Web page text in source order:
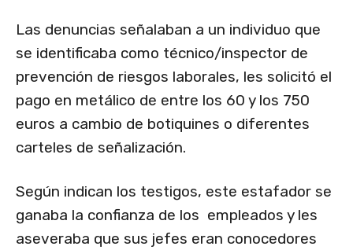
Las denuncias señalaban a un individuo que
se identificaba como técnico/inspector de
prevención de riesgos laborales, les solicitó el
pago en metálico de entre los 60 y los 750
euros a cambio de botiquines o diferentes
carteles de señalización.
Según indican los testigos, este estafador se
ganaba la confianza de los empleados y les
aseveraba que sus jefes eran conocedores